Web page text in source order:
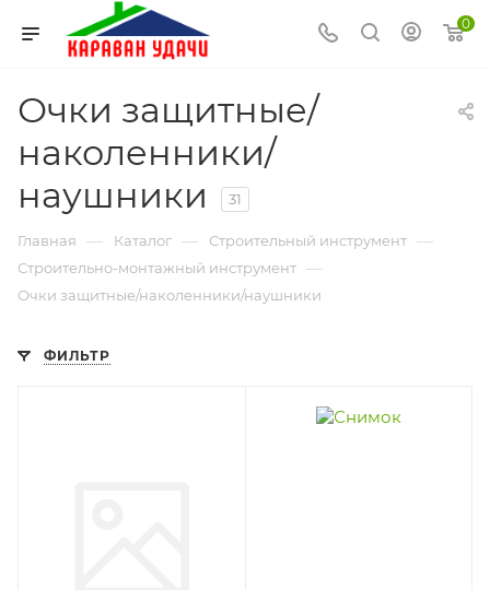
0
Очки защитные/
наколенники/
наушники
31
Главная — Каталог — Строительный инструмент —
Строительно-монтажный инструмент —
Очки защитные/наколенники/наушники
ФИЛЬТР